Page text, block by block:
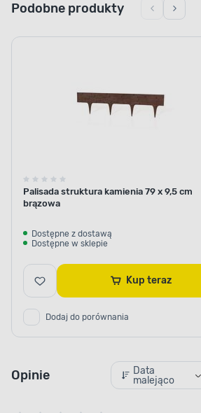
Podobne produkty
Palisada struktura kamienia 79 x 9,5 cm
brązowa
Dostępne z dostawą
Dostępne w sklepie
Kup teraz
Dodaj do porównania
Opinie
Data
malejąco